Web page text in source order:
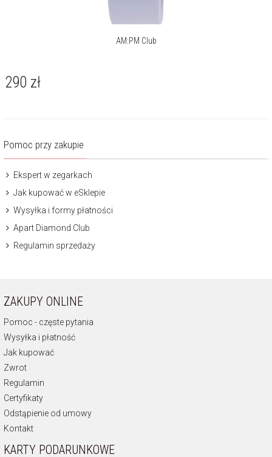
AM:PM Club
290 zł
Pomoc przy zakupie
Ekspert w zegarkach
Jak kupować w eSklepie
Wysyłka i formy płatności
Apart Diamond Club
Regulamin sprzedaży
ZAKUPY ONLINE
Pomoc - częste pytania
Wysyłka i płatność
Jak kupować
Zwrot
Regulamin
Certyfikaty
Odstąpienie od umowy
Kontakt
KARTY PODARUNKOWE